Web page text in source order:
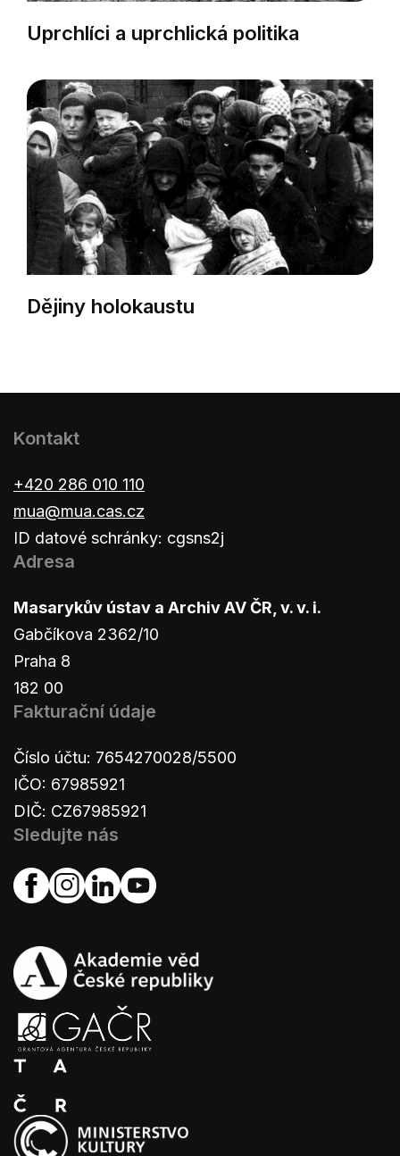
Uprchlíci a uprchlická politika
Dějiny holokaustu
Kontakt
+420 286 010 110
mua@mua.cas.cz
ID datové schránky: cgsns2j
Adresa
Masarykův ústav a Archiv AV ČR, v. v. i.
Gabčíkova 2362/10
Praha 8
182 00
Fakturační údaje
Číslo účtu: 7654270028/5500
IČO: 67985921
DIČ: CZ67985921
Sledujte nás